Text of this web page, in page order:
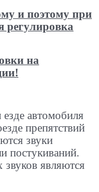
и поэтому при
регулировка
на
автомобиля
препятствий
звуки
постукиваний.
являются